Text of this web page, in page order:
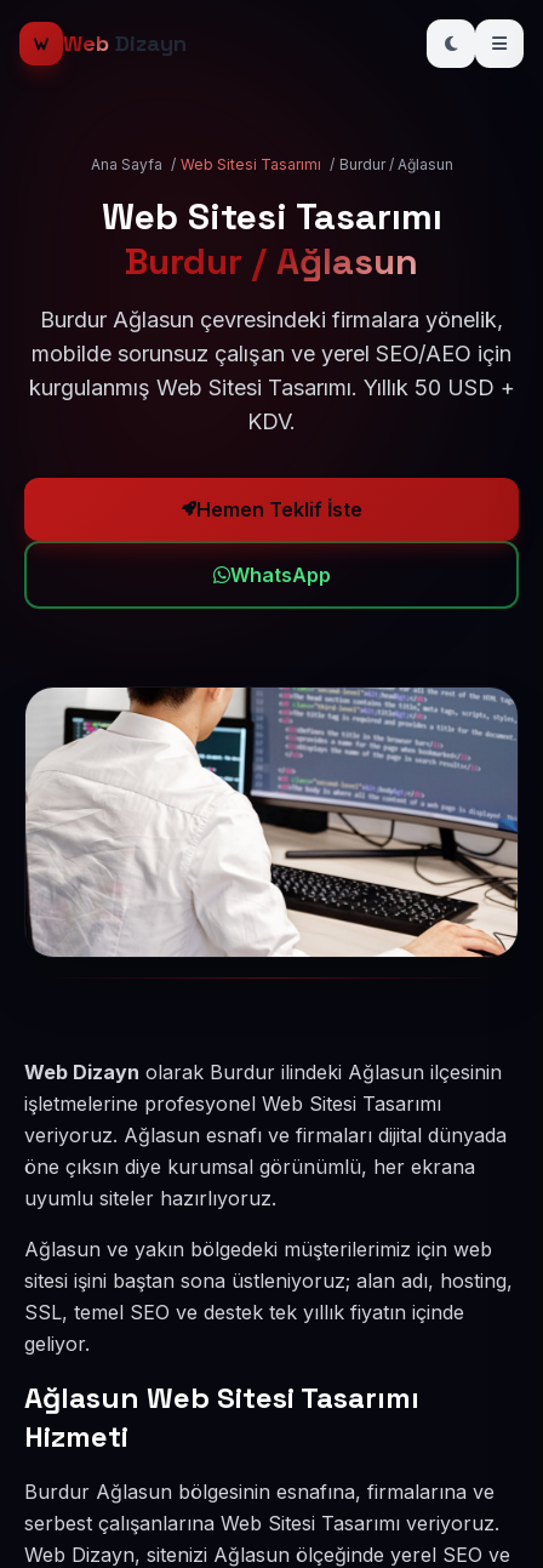
Web Dizayn
Ana Sayfa / Web Sitesi Tasarımı / Burdur / Ağlasun
Web Sitesi Tasarımı
Burdur / Ağlasun
Burdur Ağlasun çevresindeki firmalara yönelik,
mobilde sorunsuz çalışan ve yerel SEO/AEO için
kurgulanmış Web Sitesi Tasarımı. Yıllık 50 USD +
KDV.
Hemen Teklif İste
WhatsApp
Web Dizayn olarak Burdur ilindeki Ağlasun ilçesinin
işletmelerine profesyonel Web Sitesi Tasarımı
veriyoruz. Ağlasun esnafı ve firmaları dijital dünyada
öne çıksın diye kurumsal görünümlü, her ekrana
uyumlu siteler hazırlıyoruz.
Ağlasun ve yakın bölgedeki müşterilerimiz için web
sitesi işini baştan sona üstleniyoruz; alan adı, hosting,
SSL, temel SEO ve destek tek yıllık fiyatın içinde
geliyor.
Ağlasun Web Sitesi Tasarımı
Hizmeti
Burdur Ağlasun bölgesinin esnafına, firmalarına ve
serbest çalışanlarına Web Sitesi Tasarımı veriyoruz.
Web Dizayn, sitenizi Ağlasun ölçeğinde yerel SEO ve